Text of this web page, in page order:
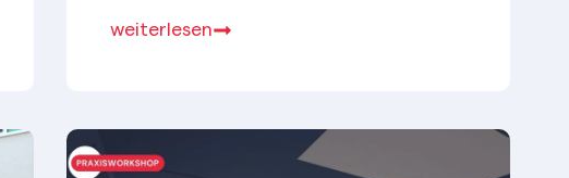
wirksam wird – praxisnah, inspirierend
weiterlesen